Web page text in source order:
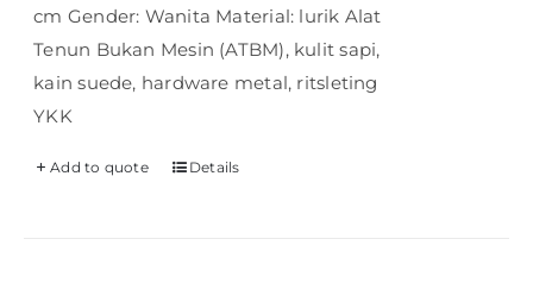
cm Gender: Wanita Material: lurik Alat
Tenun Bukan Mesin (ATBM), kulit sapi,
kain suede, hardware metal, ritsleting
YKK
Add to quote Details